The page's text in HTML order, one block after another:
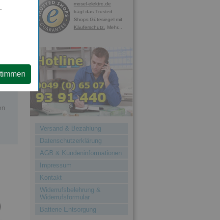
mosel-elektro.de
trägt das Trusted
Shops Gütesiegel mit
Käuferschutz.
Mehr...
Versand & Bezahlung
Datenschutzerklärung
AGB & Kundeninformationen
Impressum
Kontakt
Widerrufsbelehrung &
Widerrufsformular
Batterie Entsorgung